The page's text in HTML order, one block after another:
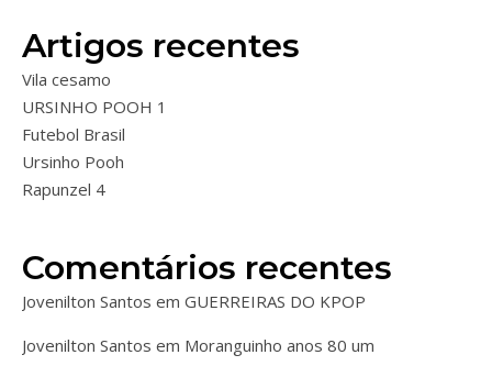
Artigos recentes
Vila cesamo
URSINHO POOH 1
Futebol Brasil
Ursinho Pooh
Rapunzel 4
Comentários recentes
Jovenilton Santos em GUERREIRAS DO KPOP
Jovenilton Santos em Moranguinho anos 80 um